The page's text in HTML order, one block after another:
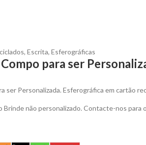
, Escrita, Esferográficas
para ser
ser Personalizada. Esferográfica em cartão
Brinde não personalizado. Contacte-nos